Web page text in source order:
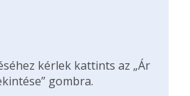
kérlek kattints az „Ár
gombra.